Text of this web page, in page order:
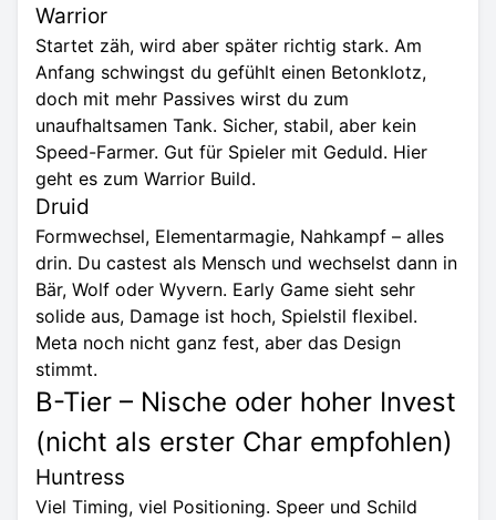
Warrior
Startet zäh, wird aber später richtig stark. Am
Anfang schwingst du gefühlt einen Betonklotz,
doch mit mehr Passives wirst du zum
unaufhaltsamen Tank. Sicher, stabil, aber kein
Speed-Farmer. Gut für Spieler mit Geduld. Hier
geht es zum Warrior Build.
Druid
Formwechsel, Elementarmagie, Nahkampf – alles
drin. Du castest als Mensch und wechselst dann in
Bär, Wolf oder Wyvern. Early Game sieht sehr
solide aus, Damage ist hoch, Spielstil flexibel.
Meta noch nicht ganz fest, aber das Design
stimmt.
B-Tier – Nische oder hoher Invest
(nicht als erster Char empfohlen)
Huntress
Viel Timing, viel Positioning. Speer und Schild